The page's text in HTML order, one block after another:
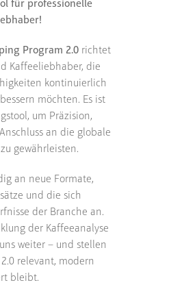
für professionelle
Program 2.0 richtet
Kaffeeliebhaber, die
kontinuierlich
möchten. Es ist
um Präzision,
an die globale
gewährleisten.
an neue Formate,
und die sich
der Branche an.
der Kaffeeanalyse
weiter – und stellen
relevant, modern
bleibt.